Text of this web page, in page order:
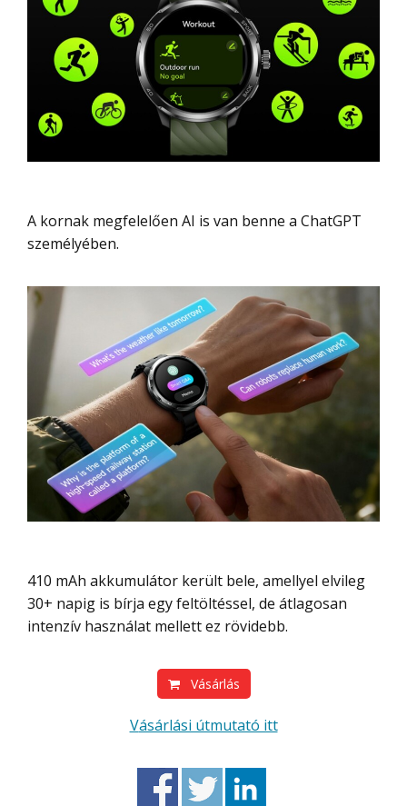
A kornak megfelelően AI is van benne a ChatGPT
személyében.
410 mAh akkumulátor került bele, amellyel elvileg
30+ napig is bírja egy feltöltéssel, de átlagosan
intenzív használat mellett ez rövidebb.
Vásárlás
Vásárlási útmutató itt